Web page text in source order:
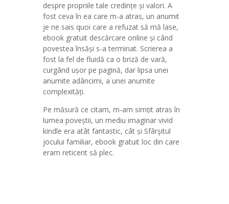
despre propriile tale credințe și valori. A
fost ceva în ea care m-a atras, un anumit
je ne sais quoi care a refuzat să mă lase,
ebook gratuit descărcare online și când
povestea însăși s-a terminat. Scrierea a
fost la fel de fluidă ca o briză de vară,
curgând ușor pe pagină, dar lipsa unei
anumite adâncimi, a unei anumite
complexități.
Pe măsură ce citam, m-am simțit atras în
lumea poveștii, un mediu imaginar vivid
kindle era atât fantastic, cât și Sfârşitul
jocului familiar, ebook gratuit loc din care
eram reticent să plec.